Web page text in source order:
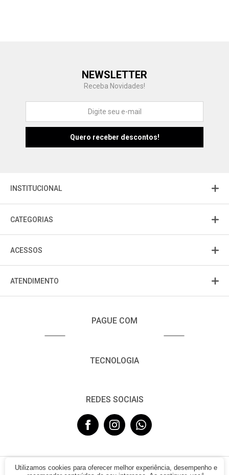
NEWSLETTER
Receba Novidades!
INSTITUCIONAL
CATEGORIAS
ACESSOS
ATENDIMENTO
PAGUE COM
TECNOLOGIA
REDES SOCIAIS
Fu Fujisom
Utilizamos cookies para oferecer melhor experiência, desempenho e